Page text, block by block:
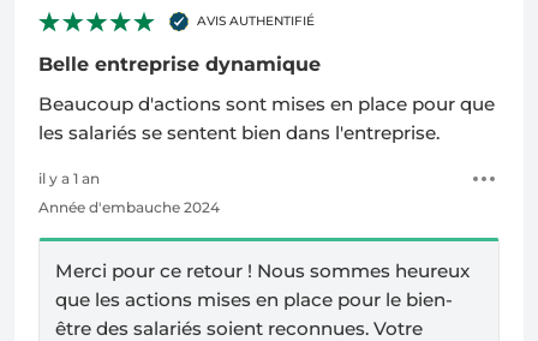
AVIS AUTHENTIFIÉ
Belle entreprise dynamique
Beaucoup d'actions sont mises en place pour que
les salariés se sentent bien dans l'entreprise.
il y a 1 an
Année d'embauche 2024
Merci pour ce retour ! Nous sommes heureux
que les actions mises en place pour le bien-
être des salariés soient reconnues. Votre